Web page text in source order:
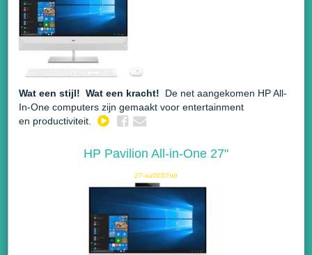
Wat een stijl! Wat een kracht! De net aangekomen HP All-
In-One computers zijn gemaakt voor entertainment
en productiviteit.
HP Pavilion All-in-One 27"
27-xa0057nb